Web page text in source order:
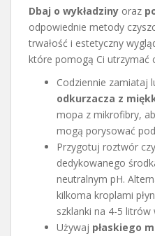
Dbaj o wykładziny oraz
odpowiednie metody
trwałość i estetyczny
które pomogą Ci utrzymać
Codziennie zamiataj
odkurzacza z
mopa z mikrofibry,
mogą porysować
Przygotuj roztwór
dedykowanego
neutralnym pH.
kilkoma kroplami
szklanki na 4-5 litrów
Używaj płaskiego